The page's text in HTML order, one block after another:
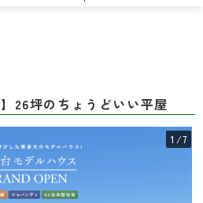
26坪のちょうどいい平屋
1 /7